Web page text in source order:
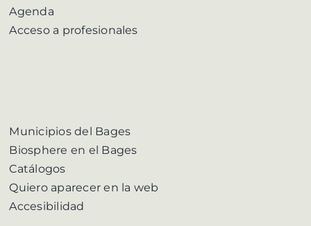
Agenda
Acceso a profesionales
Municipios del Bages
Biosphere en el Bages
Catálogos
Quiero aparecer en la web
Accesibilidad